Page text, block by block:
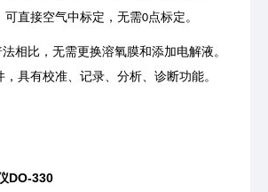
可直接空⽓中标定，⽆需0点标定。
相⽐，⽆需更换溶氧膜和添加电解液。
具有校准、记录、分析、诊断功能。
DO-330